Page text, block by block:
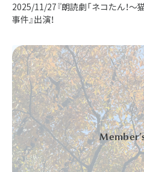
2025/11/27『朗読劇「ネコたん！
事件』出演！